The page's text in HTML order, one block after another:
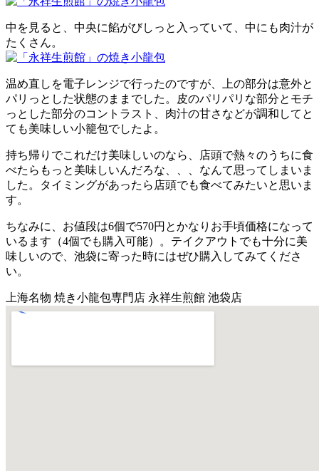
中を見ると、中央に餡がびしっと入っていて、中にも肉汁が
たくさん。
温め直しを電子レンジで行ったのですが、上の部分は意外と
パリっとした状態のままでした。皮のパリパリな部分とモチ
っとした部分のコントラスト、肉汁の甘さなどが調和してと
ても美味しい小籠包でしたよ。
持ち帰りでこれだけ美味しいのなら、店頭で熱々のうちに食
べたらもっと美味しいんだろな、、、なんて思ってしまいま
した。タイミングがあったら店頭でも食べてみたいと思いま
す。
ちなみに、お値段は6個で570円とかなりお手頃価格になって
いるます（4個でも購入可能）。テイクアウトでも十分に美
味しいので、池袋に寄った時にはぜひ購入してみてくださ
い。
上海名物 焼き小龍包専門店 永祥生煎館 池袋店